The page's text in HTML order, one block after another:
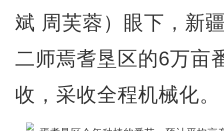
斌 周芙蓉）眼下，新
二师焉耆垦区的6万亩
收，采收全程机械化。